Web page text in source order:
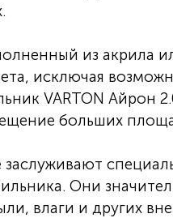
из акрила
исключая
VARTON Айрон
больших
Они
влаги и других